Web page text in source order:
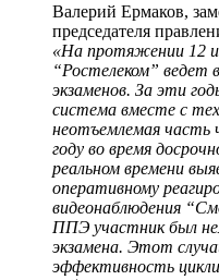
Валерий Ермаков,
председателя
«На протяжении 12
“Ростелеком” ведет
экзаменов. За эти
система вместе с
неотъемлемая часть
году во время
реальном времени
оперативному
видеонаблюдения
ППЭ участник был
экзамена. Этот
эффективность